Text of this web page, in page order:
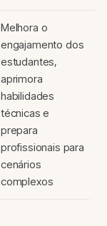
Melhora o
engajamento dos
estudantes,
aprimora
habilidades
técnicas e
prepara
profissionais para
cenários
complexos